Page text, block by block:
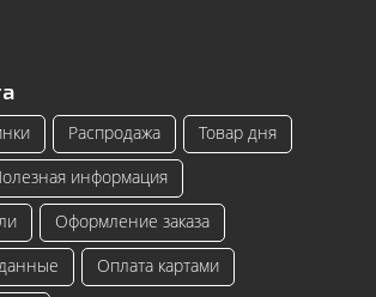
Распродажа
Товар дня
информация
Оформление заказа
Оплата картами